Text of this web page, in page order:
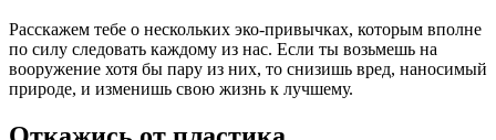
Расскажем тебе о нескольких эко-привычках, которым вполне
по силу следовать каждому из нас. Если ты возьмешь на
вооружение хотя бы пару из них, то снизишь вред, наносимый
природе, и изменишь свою жизнь к лучшему.